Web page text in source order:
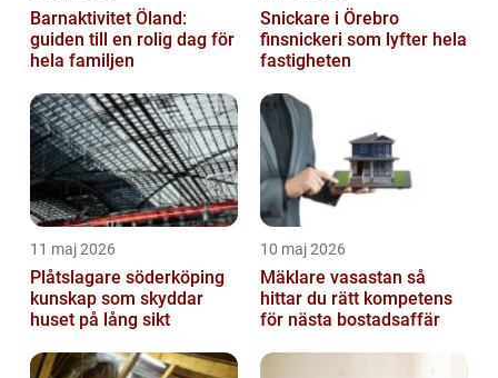
Barnaktivitet Öland:
guiden till en rolig dag för
hela familjen
Snickare i Örebro
finsnickeri som lyfter hela
fastigheten
11 maj 2026
Plåtslagare söderköping
kunskap som skyddar
huset på lång sikt
10 maj 2026
Mäklare vasastan så
hittar du rätt kompetens
för nästa bostadsaffär